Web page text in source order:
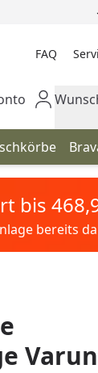
FAQ
Konto
bis
bereits